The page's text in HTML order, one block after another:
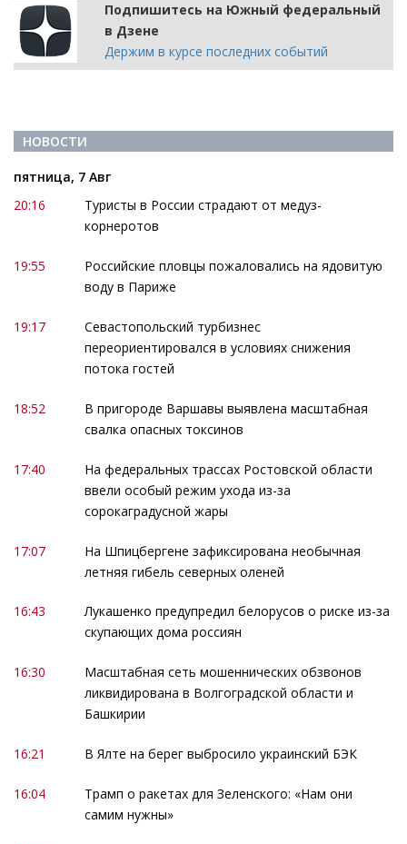
Подпишитесь на Южный федеральный
в Дзене
Держим в курсе последних событий
НОВОСТИ
пятница, 7 Авг
20:16
Туристы в России страдают от медуз-
корнеротов
19:55
Российские пловцы пожаловались на ядовитую
воду в Париже
19:17
Севастопольский турбизнес
переориентировался в условиях снижения
потока гостей
18:52
В пригороде Варшавы выявлена масштабная
свалка опасных токсинов
17:40
На федеральных трассах Ростовской области
ввели особый режим ухода из-за
сорокаградусной жары
17:07
На Шпицбергене зафиксирована необычная
летняя гибель северных оленей
16:43
Лукашенко предупредил белорусов о риске из-за
скупающих дома россиян
16:30
Масштабная сеть мошеннических обзвонов
ликвидирована в Волгоградской области и
Башкирии
16:21 В Ялте на берег выбросило украинский БЭК
16:04
Трамп о ракетах для Зеленского: «Нам они
самим нужны»